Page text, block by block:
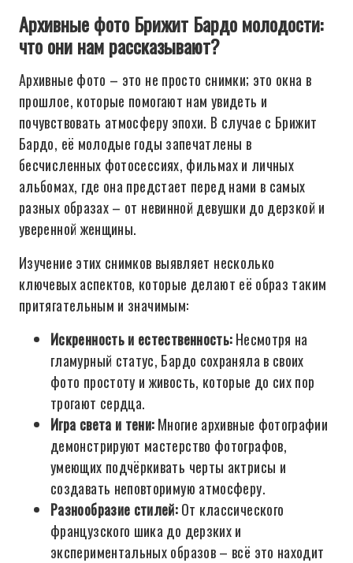
Архивные фото Брижит Бардо молодости:
что они нам рассказывают?
Архивные фото – это не просто снимки; это окна в
прошлое, которые помогают нам увидеть и
почувствовать атмосферу эпохи. В случае с Брижит
Бардо, её молодые годы запечатлены в
бесчисленных фотосессиях, фильмах и личных
альбомах, где она предстает перед нами в самых
разных образах – от невинной девушки до дерзкой и
уверенной женщины.
Изучение этих снимков выявляет несколько
ключевых аспектов, которые делают её образ таким
притягательным и значимым:
Искренность и естественность:Несмотря на
гламурный статус, Бардо сохраняла в своих
фото простоту и живость, которые до сих пор
трогают сердца.
Игра света и тени:Многие архивные фотографии
демонстрируют мастерство фотографов,
умеющих подчёркивать черты актрисы и
создавать неповторимую атмосферу.
Разнообразие стилей:От классического
французского шика до дерзких и
экспериментальных образов – всё это находит